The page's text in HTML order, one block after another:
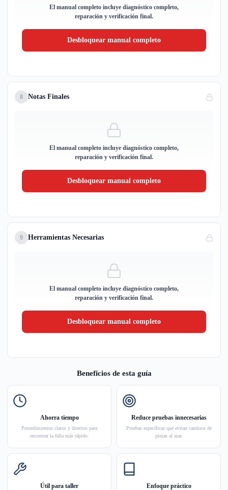
El manual completo incluye diagnóstico completo,
reparación y verificación final.
Desbloquear manual completo
8 Notas Finales
El manual completo incluye diagnóstico completo,
reparación y verificación final.
Desbloquear manual completo
9 Herramientas Necesarias
El manual completo incluye diagnóstico completo,
reparación y verificación final.
Desbloquear manual completo
Beneficios de esta guía
Ahorra tiempo
Procedimientos claros y directos para
encontrar la falla más rápido.
Reduce pruebas innecesarias
Pruebas específicas que evitan cambios de
piezas al azar.
Útil para taller Enfoque práctico